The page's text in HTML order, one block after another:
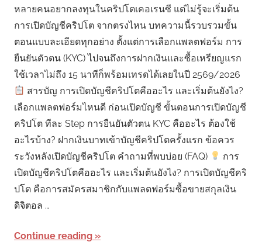
หลายคนอยากลงทุนในคริปโตเคอเรนซี แต่ไม่รู้จะเริ่มต้น
การเปิดบัญชีคริปโต จากตรงไหน บทความนี้รวบรวมขั้น
ตอนแบบละเอียดทุกอย่าง ตั้งแต่การเลือกแพลตฟอร์ม การ
ยืนยันตัวตน (KYC) ไปจนถึงการฝากเงินและซื้อเหรียญแรก
ใช้เวลาไม่ถึง 15 นาทีก็พร้อมเทรดได้เลยในปี 2569/2026
สารบัญ การเปิดบัญชีคริปโตคืออะไร และเริ่มต้นยังไง?
เลือกแพลตฟอร์มไหนดี ก่อนเปิดบัญชี ขั้นตอนการเปิดบัญชี
คริปโต ทีละ Step การยืนยันตัวตน KYC คืออะไร ต้องใช้
อะไรบ้าง? ฝากเงินบาทเข้าบัญชีคริปโตครั้งแรก ข้อควร
ระวังหลังเปิดบัญชีคริปโต คำถามที่พบบ่อย (FAQ)
การ
เปิดบัญชีคริปโตคืออะไร และเริ่มต้นยังไง? การเปิดบัญชีคริ
ปโต คือการสมัครสมาชิกกับแพลตฟอร์มซื้อขายสกุลเงิน
ดิจิตอล …
Continue reading